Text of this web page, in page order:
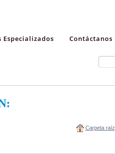
Especializados Contáctanos
Carpeta raíz